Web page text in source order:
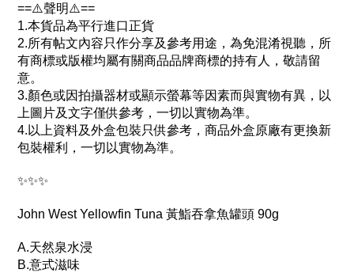
==⚠️聲明⚠️==
1.本貨品為平行進口正貨
2.所有帖文內容只作分享及參考用途，為免混淆視聽，所
有商標或版權均屬有關商品品牌商標的持有人，敬請留
意。
3.顏色或因拍攝器材或顯示螢幕等因素而與實物有異，以
上圖片及文字僅供參考，一切以實物為準。
4.以上資料及外盒包裝只供參考，商品外盒原廠有更換新
包裝權利，一切以實物為準。
✨✨✨
John West Yellowfin Tuna 黃鮨吞拿魚罐頭 90g
A.天然泉水浸
B.意式滋味